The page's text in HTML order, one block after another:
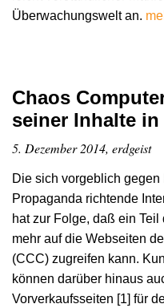
Überwachungswelt an.
Chaos
seiner Inhalte
5. Dezember 2014, erdgeist
Die sich vorgeblich
Propaganda richtende
hat zur Folge, daß ein
mehr auf die Webseiten
(CCC) zugreifen kann.
können darüber hinaus
Vorverkaufsseiten [1] für